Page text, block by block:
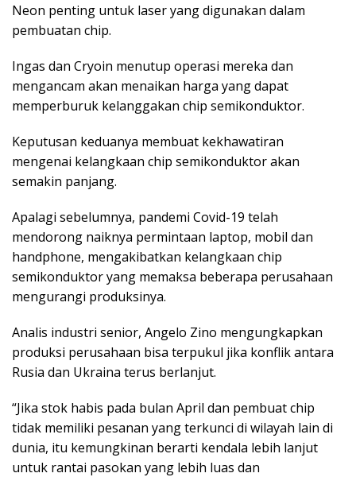
Neon penting untuk laser yang digunakan dalam
pembuatan chip.
Ingas dan Cryoin menutup operasi mereka dan
mengancam akan menaikan harga yang dapat
memperburuk kelanggakan chip semikonduktor.
Keputusan keduanya membuat kekhawatiran
mengenai kelangkaan chip semikonduktor akan
semakin panjang.
Apalagi sebelumnya, pandemi Covid-19 telah
mendorong naiknya permintaan laptop, mobil dan
handphone, mengakibatkan kelangkaan chip
semikonduktor yang memaksa beberapa perusahaan
mengurangi produksinya.
Analis industri senior, Angelo Zino mengungkapkan
produksi perusahaan bisa terpukul jika konflik antara
Rusia dan Ukraina terus berlanjut.
“Jika stok habis pada bulan April dan pembuat chip
tidak memiliki pesanan yang terkunci di wilayah lain di
dunia, itu kemungkinan berarti kendala lebih lanjut
untuk rantai pasokan yang lebih luas dan